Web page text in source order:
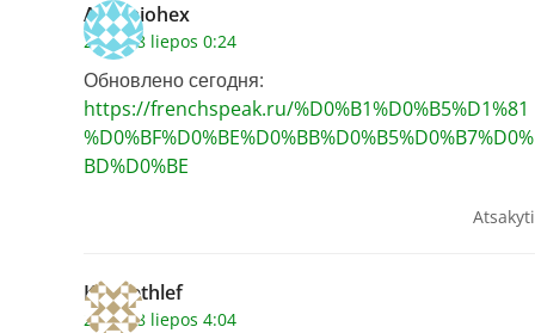
Antoniohex
2026 18 liepos 0:24
Обновлено сегодня:
https://frenchspeak.ru/%D0%B1%D0%B5%D1%81
%D0%BF%D0%BE%D0%BB%D0%B5%D0%B7%D0%
BD%D0%BE
Atsakyti
Kennethlef
2026 18 liepos 4:04